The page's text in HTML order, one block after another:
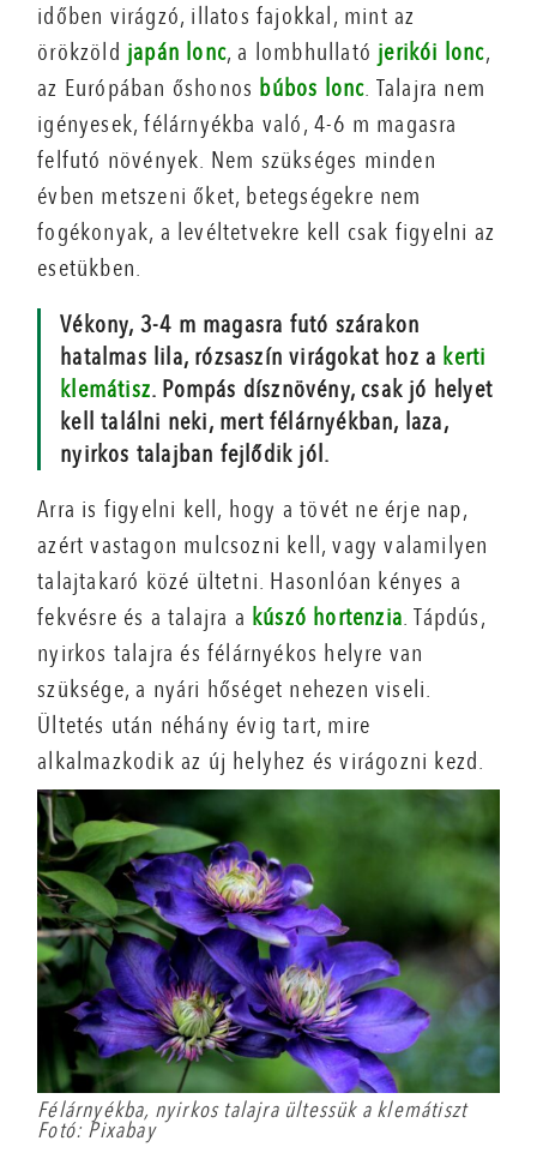
időben virágzó, illatos fajokkal, mint az
örökzöld japán lonc, a lombhullató jerikói lonc,
az Európában őshonos búbos lonc. Talajra nem
igényesek, félárnyékba való, 4-6 m magasra
felfutó növények. Nem szükséges minden
évben metszeni őket, betegségekre nem
fogékonyak, a levéltetvekre kell csak figyelni az
esetükben.
Vékony, 3-4 m magasra futó szárakon
hatalmas lila, rózsaszín virágokat hoz a kerti
klemátisz. Pompás dísznövény, csak jó helyet
kell találni neki, mert félárnyékban, laza,
nyirkos talajban fejlődik jól.
Arra is figyelni kell, hogy a tövét ne érje nap,
azért vastagon mulcsozni kell, vagy valamilyen
talajtakaró közé ültetni. Hasonlóan kényes a
fekvésre és a talajra a kúszó hortenzia. Tápdús,
nyirkos talajra és félárnyékos helyre van
szüksége, a nyári hőséget nehezen viseli.
Ültetés után néhány évig tart, mire
alkalmazkodik az új helyhez és virágozni kezd.
Félárnyékba, nyirkos talajra ültessük a klemátiszt
Fotó: Pixabay